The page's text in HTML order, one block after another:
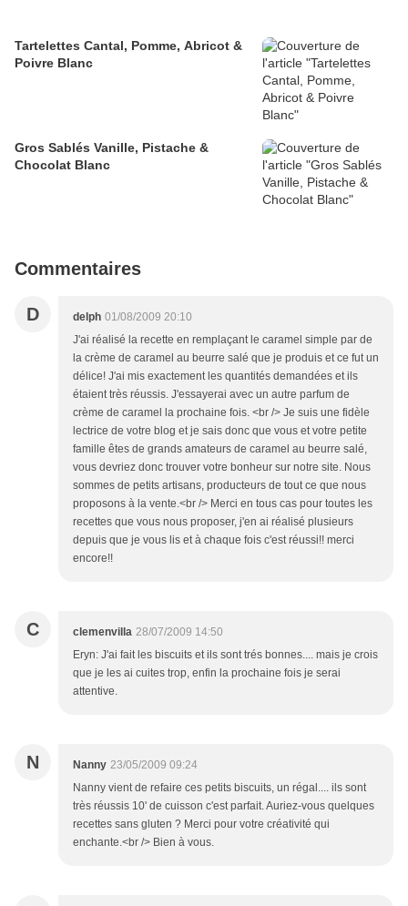
Tartelettes Cantal, Pomme, Abricot &
Poivre Blanc
Gros Sablés Vanille, Pistache &
Chocolat Blanc
Commentaires
D delph 01/08/2009 20:10
J'ai réalisé la recette en remplaçant le caramel simple par de
la crème de caramel au beurre salé que je produis et ce fut un
délice! J'ai mis exactement les quantités demandées et ils
étaient très réussis. J'essayerai avec un autre parfum de
crème de caramel la prochaine fois. <br /> Je suis une fidèle
lectrice de votre blog et je sais donc que vous et votre petite
famille êtes de grands amateurs de caramel au beurre salé,
vous devriez donc trouver votre bonheur sur notre site. Nous
sommes de petits artisans, producteurs de tout ce que nous
proposons à la vente.<br /> Merci en tous cas pour toutes les
recettes que vous nous proposer, j'en ai réalisé plusieurs
depuis que je vous lis et à chaque fois c'est réussi!! merci
encore!!
C clemenvilla 28/07/2009 14:50
Eryn: J'ai fait les biscuits et ils sont trés bonnes.... mais je crois
que je les ai cuites trop, enfin la prochaine fois je serai
attentive.
N Nanny 23/05/2009 09:24
Nanny vient de refaire ces petits biscuits, un régal.... ils sont
très réussis 10' de cuisson c'est parfait. Auriez-vous quelques
recettes sans gluten ? Merci pour votre créativité qui
enchante.<br /> Bien à vous.